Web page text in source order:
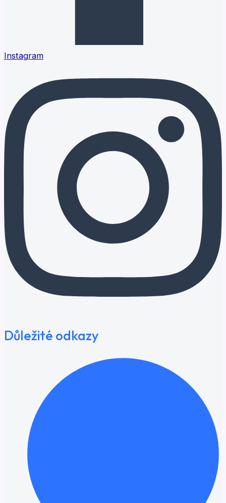
Instagram
Důležité odkazy